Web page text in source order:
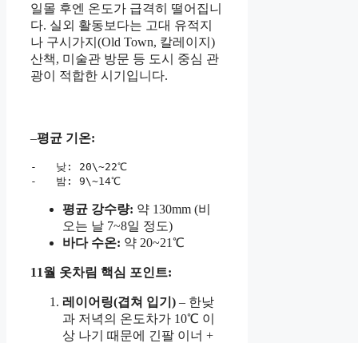
일몰 후엔 온도가 급격히 떨어집니
다. 실외 활동보다는 고대 유적지
나 구시가지(Old Town, 칼레이지)
산책, 미술관 방문 등 도시 중심 관
광이 적합한 시기입니다.
–평균 기온:
-   낮: 20\~22℃
-   밤: 9\~14℃
평균 강수량: 약 130mm (비
오는 날 7~8일 정도)
바다 수온: 약 20~21℃
11월 옷차림 핵심 포인트:
레이어링(겹쳐 입기) – 한낮
과 저녁의 온도차가 10℃ 이
상 나기 때문에 긴팔 이너 +